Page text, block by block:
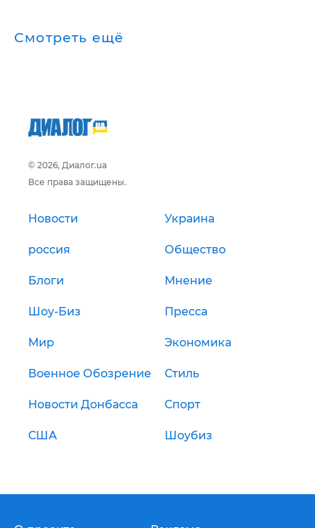
Смотреть ещё
© 2026, Диалог.ua
Все права защищены.
Новости Украина
россия Общество
Блоги Мнение
Шоу-Биз Пресса
Мир Экономика
Военное Обозрение Стиль
Новости Донбасса Спорт
США Шоубиз